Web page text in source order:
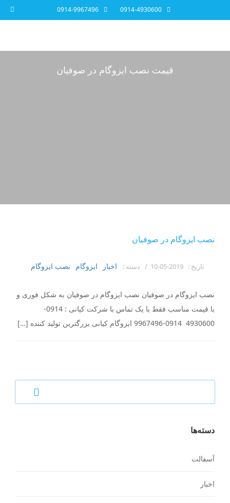
0914-4930600
0914-9967496
قیمت نصب ایزوگام در صوفیان
نصب ایزوگام در صوفیان
تاریخ : دسته : اخبار ایزوگام نصب ایزوگام
نصب ایزوگام در صوفیان نصب ایزوگام در صوفیان به شکل فوری و
با قیمت مناسب فقط با یک تماس با شرکت کیانی : 0914-
4930600 0914-9967496 ایزوگام کیانی بزرگترین تولید کننده […]
دسته‌ها
آسفالت
اخبار